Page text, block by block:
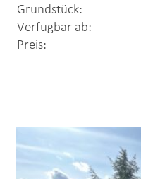
Grundstück:
Verfügbar ab:
Preis: